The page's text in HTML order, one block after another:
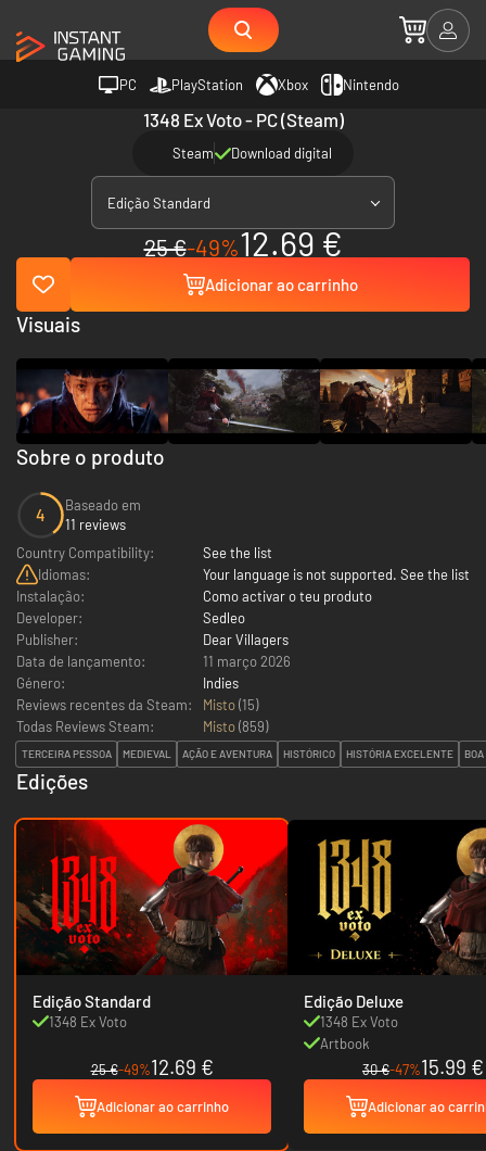
PC PlayStation Xbox Nintendo
1348 Ex Voto - PC (Steam)
Steam Download digital
Edição Standard
25 €-49%12.69 €
Adicionar ao carrinho
Sobre o produto
4
Baseado em
11 reviews
Country Compatibility:
See the list
Idiomas:
Your language is not supported. See the list
Instalação:
Como activar o teu produto
Developer:
Sedleo
Publisher:
Dear Villagers
Data de lançamento:
11 março 2026
Género:
Indies
Reviews recentes da Steam:
Misto(15)
Todas Reviews Steam:
Misto(859)
TERCEIRA PESSOA MEDIEVAL AÇÃO E AVENTURA HISTÓRICO HISTÓRIA EXCELENTE BOA
Edições
Edição Standard
1348 Ex Voto
25 €-49%12.69 €
Adicionar ao carrinho
Edição Deluxe
1348 Ex Voto
Artbook
30 €-47%15.99 €
Adicionar ao
Visuais